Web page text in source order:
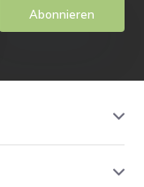
Abonnieren